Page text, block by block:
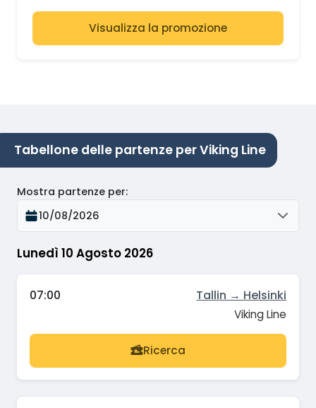
Visualizza la promozione
Tabellone delle partenze per Viking Line
Lunedì 10 Agosto 2026
Mostra partenze per:
10/08/2026
07:00 Tallin → Helsinki
Viking Line
Ricerca